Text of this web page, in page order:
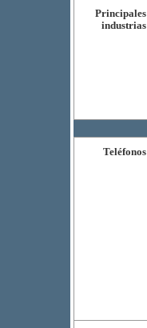
Principales
industrias
Teléfonos